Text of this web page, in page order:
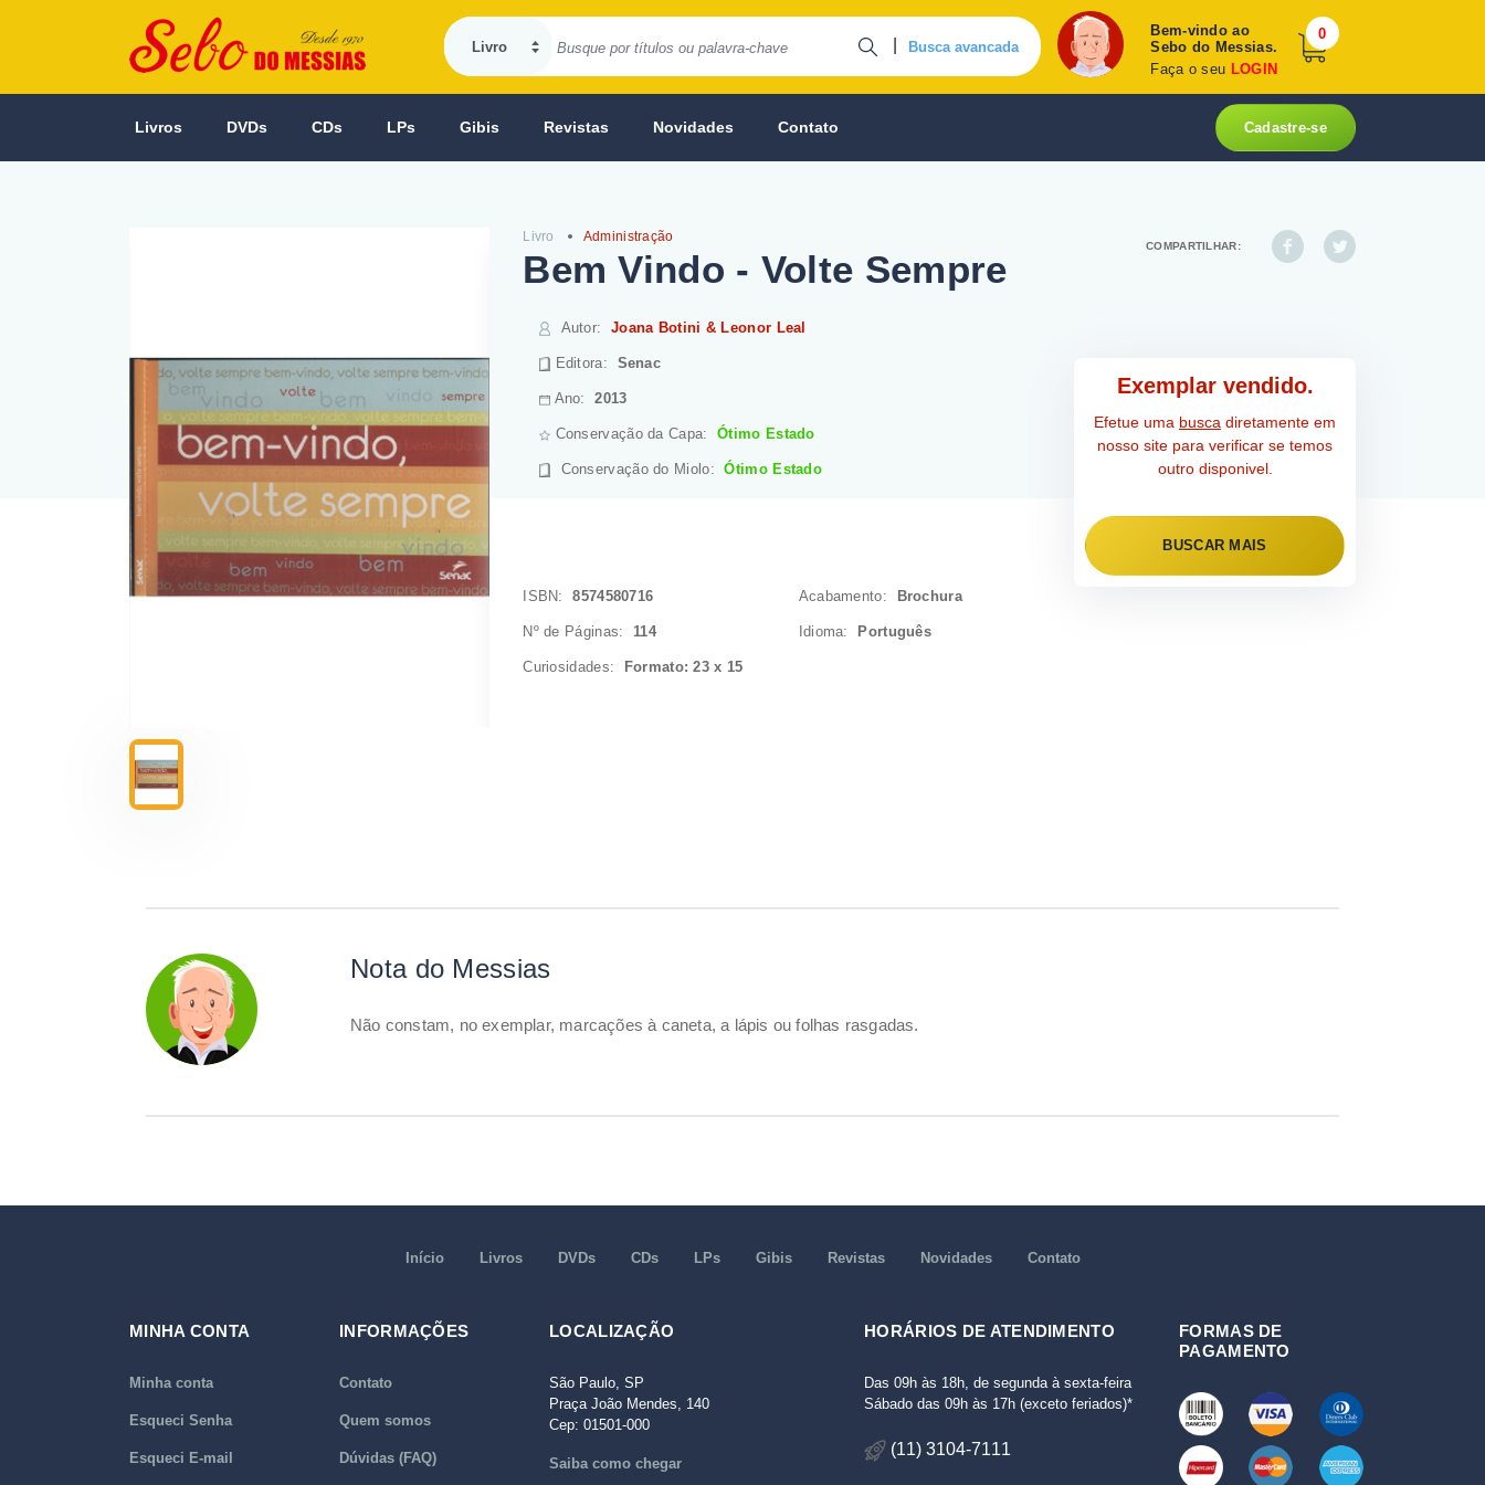
Busca avancada
Bem-vindo ao
Sebo do Messias.
Faça o seu LOGIN
0
Livros DVDs CDs LPs Gibis Revistas Novidades Contato Cadastre-se
Livro Administração
Bem Vindo - Volte Sempre
Autor: Joana Botini & Leonor Leal
Editora: Senac
Ano:2013
Conservação da Capa:Ótimo Estado
Conservação do Miolo:Ótimo Estado
ISBN:8574580716 Acabamento: Brochura
Nº de Páginas:114 Idioma: Português
Curiosidades: Formato: 23 x 15
COMPARTILHAR:
Exemplar vendido.
Efetue uma busca diretamente em
nosso site para verificar se temos
outro disponivel.
BUSCAR MAIS
Nota do Messias
Não constam, no exemplar, marcações à caneta, a lápis ou folhas rasgadas.
Início Livros DVDs CDs LPs Gibis Revistas Novidades Contato
MINHA CONTA
Minha conta
Esqueci Senha
Esqueci E-mail
INFORMAÇÕES
Contato
Quem somos
Dúvidas (FAQ)
LOCALIZAÇÃO
São Paulo, SP
Praça João Mendes, 140
Cep: 01501-000
Saiba como chegar
HORÁRIOS DE ATENDIMENTO
Das 09h às 18h, de segunda à sexta-feira
Sábado das 09h às 17h (exceto feriados)*
(11) 3104-7111
FORMAS DE
PAGAMENTO